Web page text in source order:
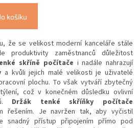
košíku
že se velikost moderní kanceláře stále
produktivity zaměstnanců důležitost
skříně počítače i nadále nahrazují
a kvůli jejich malé velikosti je uživatelé
plochu. To však vytváří zbytečný
což v konečném důsledku ovlivní
Držák tenké skříňky počítače
řešením. Je navržen tak, aby vyčistil
snadný přístup připojením přímo pod